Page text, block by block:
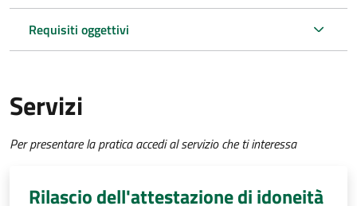
Requisiti oggettivi
Servizi
Per presentare la pratica accedi al servizio che ti interessa
Rilascio dell'attestazione di idoneità